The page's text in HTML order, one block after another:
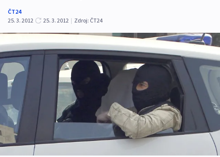
ČT24
25. 3. 2012
25. 3. 2012 | Zdroj: ČT24